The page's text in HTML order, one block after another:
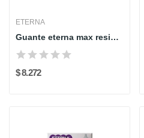
ETERNA
Guante eterna max resis duralon negro cal 35
$ 8.272